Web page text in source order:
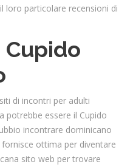
loro particolare recensioni di
Cupido
di incontri per adulti
potrebbe essere il Cupido
incontrare dominicano
ottima per diventare
sito web per trovare